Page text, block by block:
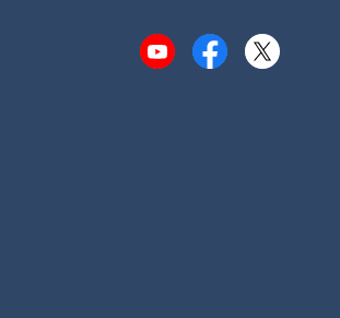
YouTubeFacebook
X